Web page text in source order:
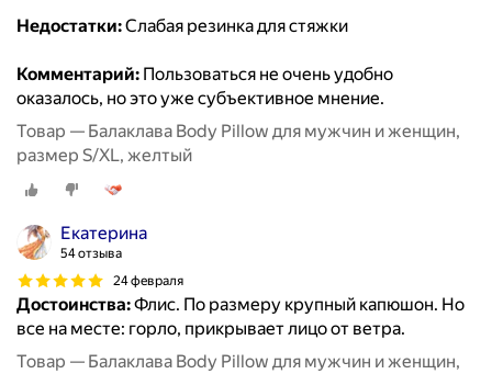
Недостатки:Слабая резинка для стяжки
Комментарий: Пользоваться не очень удобно
оказалось, но это уже субъективное мнение.
Товар — Балаклава Body Pillow для мужчин и женщин,
размер S/XL, желтый
Екатерина
54 отзыва
24 февраля
Достоинства:Флис. По размеру крупный капюшон. Но
все на месте: горло, прикрывает лицо от ветра.
Товар — Балаклава Body Pillow для мужчин и женщин,